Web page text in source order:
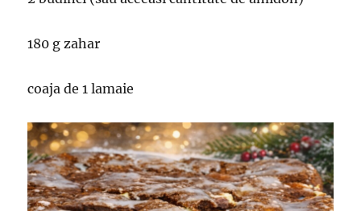
180 g zahar
coaja de 1 lamaie